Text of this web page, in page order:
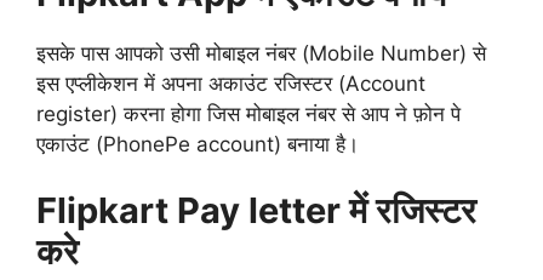
इसके पास आपको उसी मोबाइल नंबर (Mobile Number) से
इस एप्लीकेशन में अपना अकाउंट रजिस्टर (Account
register) करना होगा जिस मोबाइल नंबर से आप ने फ़ोन पे
एकाउंट (PhonePe account) बनाया है।
Flipkart Pay letter में रजिस्टर
करे